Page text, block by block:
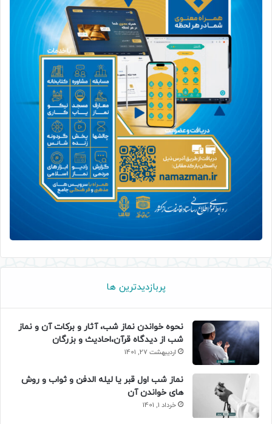
پربازدیدترین ها
نحوه خواندن نماز شب، آثار و برکات آن و نماز
شب از دیدگاه قرآن،احادیث و بزرگان
اردیبهشت 27, 1401
نماز شب اول قبر یا لیله الدفن و ثواب و روش
های خواندن آن
خرداد 1, 1401